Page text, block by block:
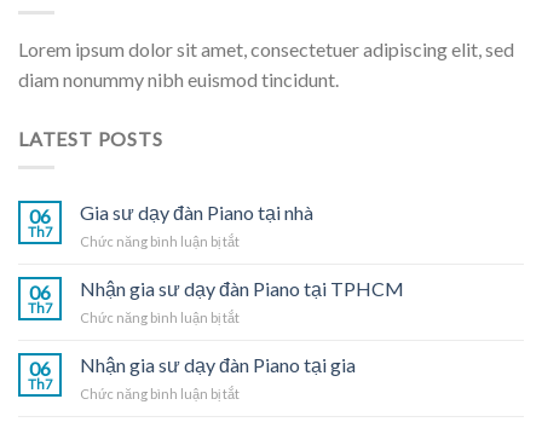
Lorem ipsum dolor sit amet, consectetuer adipiscing elit, sed
diam nonummy nibh euismod tincidunt.
LATEST POSTS
06
Th7
Gia sư dạy đàn Piano tại nhà
Chức năng bình luận bị tắtở
đàn
tại
06
Th7
Nhận gia sư dạy đàn Piano tại TPHCM
Chức năng bình luận bị tắtở
gia
dạy
06
Th7
Nhận gia sư dạy đàn Piano tại gia
Chức năng bình luận bị tắtở